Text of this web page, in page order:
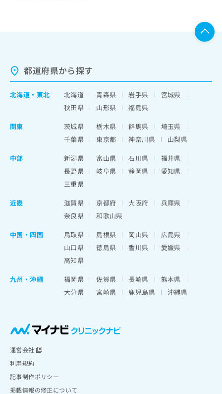
都道府県から探す
北海道 ・ 東北 北海道 青森県 岩手県
宮城県
秋田県
山形県
福島県
関東
茨城県 栃木県 群馬県
埼玉県
千葉県
東京都 神奈川県
山梨県
中部
新潟県 富山県 石川県
福井県
長野県
岐阜県 静岡県
愛知県
三重県
近畿
滋賀県 京都府 大阪府
兵庫県
奈良県
和歌山県
中国・四国
鳥取県 島根県 岡山県
広島県
山口県
徳島県 香川県
愛媛県
高知県
九州・沖縄
福岡県 佐賀県 長崎県
熊本県
大分県
宮崎県 鹿児島県 沖縄県
運営会社
利用規約
記事制作ポリシー
掲載情報の修正について